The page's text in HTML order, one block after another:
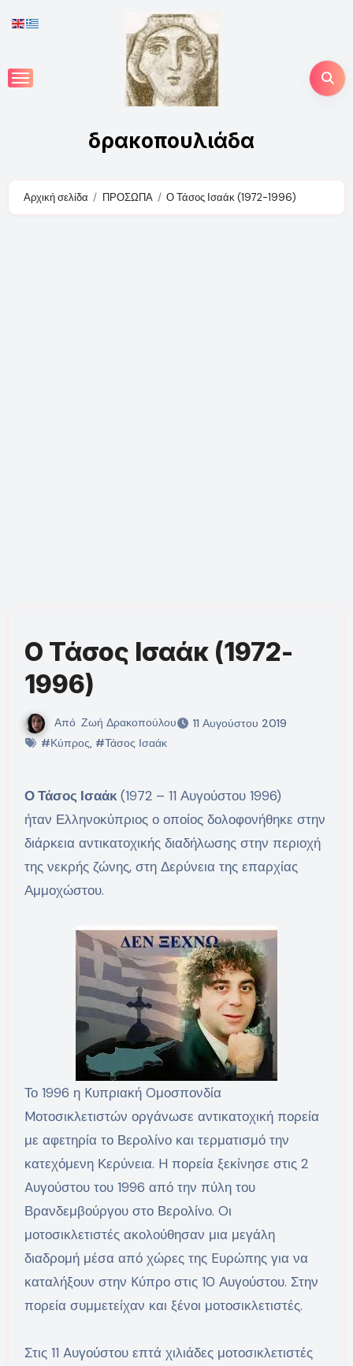
to
δρακοπουλιάδα
Αρχική σελίδα ΠΡΟΣΩΠΑ Ο Τάσος Ισαάκ (1972-1996)
Ο Τάσος Ισαάκ (1972-
1996)
Από Ζωή Δρακοπούλου
11 Αυγούστου 2019
#Κύπρος, #Τάσος Ισαάκ
Ο Τάσος Ισαάκ(1972 – 11 Αυγούστου 1996)
ήταν Ελληνοκύπριος ο οποίος δολοφονήθηκε στην
διάρκεια αντικατοχικής διαδήλωσης στην περιοχή
της νεκρής ζώνης, στη Δερύνεια της επαρχίας
Αμμοχώστου.
Το 1996 η Kυπριακή Oμοσπονδία
Mοτοσικλετιστών οργάνωσε αντικατοχική πορεία
με αφετηρία το Βερολίνο και τερματισμό την
κατεχόμενη Κερύνεια. H πορεία ξεκίνησε στις 2
Aυγούστου του 1996 από την πύλη του
Βρανδεμβούργου στο Βερολίνο. Oι
μοτοσικλετιστές ακολούθησαν μια μεγάλη
διαδρομή μέσα από χώρες της Eυρώπης για να
καταλήξουν στην Kύπρο στις 10 Αυγούστου. Στην
πορεία συμμετείχαν και ξένοι μοτοσικλετιστές.
Στις 11 Aυγούστου επτά χιλιάδες μοτοσικλετιστές